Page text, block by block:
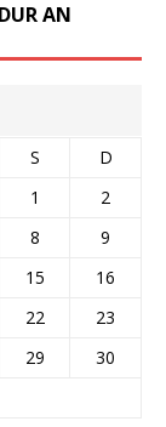
AN
S
D
1
2
8
9
15
16
22
23
29
30